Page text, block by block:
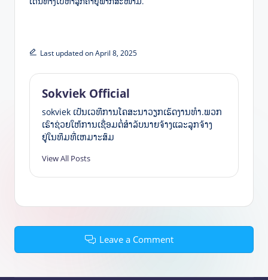
Last updated on April 8, 2025
Sokviek Official
sokviek ເປັນ​ເວ​ທີ​ການ​ໂຄ​ສະ​ນາ​ວຽກ​ເຮັດ​ງານ​ທໍາ​​.ພວກ
ເຮົາຊ່ວຍໃຫ້ການເຊື່ອມຕໍ່ສໍາລັບນາຍຈ້າງແລະລູກຈ້າງ
ຢູ່ໃນທີມທີ່ເຫມາະສົມ
View All Posts
Leave a Comment